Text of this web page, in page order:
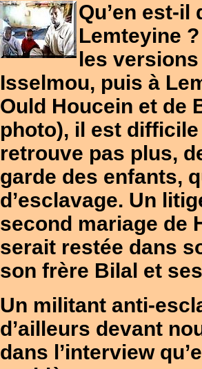
Qu’en est-il
Lemteyine
les
Isselmou, puis à
Ould Houcein et de
photo), il est difficile
retrouve pas plus,
garde des enfants,
d’esclavage. Un
second mariage de
serait restée dans
son frère Bilal et
Un militant anti-
d’ailleurs devant
dans l’interview